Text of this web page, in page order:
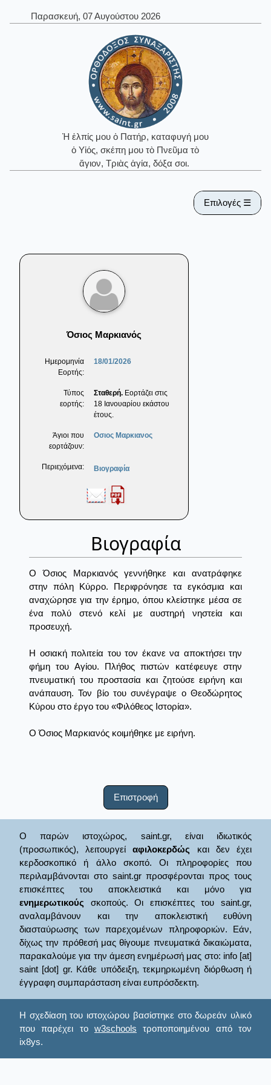
Παρασκευή, 07 Αυγούστου 2026
Ἡ ἐλπίς μου ὁ Πατήρ, καταφυγή μου
ὁ Υἱός, σκέπη μου τὸ Πνεῦμα τὸ
ἅγιον, Τριὰς ἁγία, δόξα σοι.
Επιλογές ☰
Όσιος Μαρκιανός
Ημερομηνία
Εορτής:
18/01/2026
Τύπος
εορτής:
Σταθερή. Εορτάζει στις
18 Ιανουαρίου εκάστου
έτους.
Άγιοι που
εορτάζουν:
Οσιος Μαρκιανος
Περιεχόμενα: Βιογραφία
Βιογραφία
Ο Όσιος Μαρκιανός γεννήθηκε και ανατράφηκε
στην πόλη Κύρρο. Περιφρόνησε τα εγκόσμια και
αναχώρησε για την έρημο, όπου κλείστηκε μέσα σε
ένα πολύ στενό κελί με αυστηρή νηστεία και
προσευχή.
Η οσιακή πολιτεία του τον έκανε να αποκτήσει την
φήμη του Αγίου. Πλήθος πιστών κατέφευγε στην
πνευματική του προστασία και ζητούσε ειρήνη και
ανάπαυση. Τον βίο του συνέγραψε ο Θεοδώρητος
Κύρου στο έργο του «Φιλόθεος Ιστορία».
Ο Όσιος Μαρκιανός κοιμήθηκε με ειρήνη.
Επιστροφή
Ο παρών ιστοχώρος, saint.gr, είναι ιδιωτικός
(προσωπικός), λειτουργείαφιλοκερδώς και δεν έχει
κερδοσκοπικό ή άλλο σκοπό. Οι πληροφορίες που
περιλαμβάνονται στο saint.gr προσφέρονται προς τους
επισκέπτες του αποκλειστικά και μόνο για
ενημερωτικούς σκοπούς. Οι επισκέπτες του saint.gr,
αναλαμβάνουν και την αποκλειστική ευθύνη
διασταύρωσης των παρεχομένων πληροφοριών. Εάν,
δίχως την πρόθεσή μας θίγουμε πνευματικά δικαιώματα,
παρακαλούμε για την άμεση ενημέρωσή μας στο: info [at]
saint [dot] gr. Κάθε υπόδειξη, τεκμηριωμένη διόρθωση ή
έγγραφη συμπαράσταση είναι ευπρόσδεκτη.
Η σχεδίαση του ιστοχώρου βασίστηκε στο δωρεάν υλικό
που παρέχει το w3schools τροποποιημένου από τον
ix8ys.